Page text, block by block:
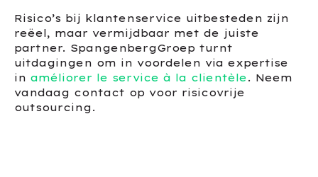
Risico’s bij klantenservice uitbesteden zijn
reëel, maar vermijdbaar met de juiste
partner. SpangenbergGroep turnt
uitdagingen om in voordelen via expertise
in améliorer le service à la clientèle. Neem
vandaag contact op voor risicovrije
outsourcing.